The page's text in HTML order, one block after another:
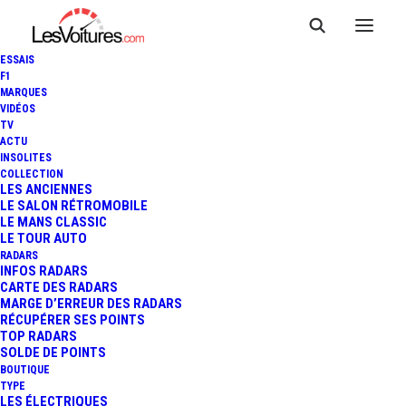
ESSAIS
F1
MARQUES
VIDÉOS
TV
ACTU
INSOLITES
COLLECTION
LES ANCIENNES
LE SALON RÉTROMOBILE
LE MANS CLASSIC
LE TOUR AUTO
RADARS
INFOS RADARS
CARTE DES RADARS
MARGE D’ERREUR DES RADARS
RÉCUPÉRER SES POINTS
TOP RADARS
SOLDE DE POINTS
BOUTIQUE
TYPE
LES ÉLECTRIQUES
17 mars 2020
APEX AP-0 : RADICALE